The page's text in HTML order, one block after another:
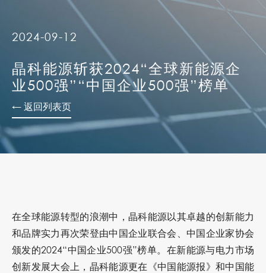
2024-09-12
晶科能源斩获2024“全球新能源企
业500强”“中国企业500强”榜单
← 返回列表页
在全球能源转型的浪潮中，晶科能源以其卓越的创新能力
和品牌实力再次荣登由中国企业联合会、中国企业家协会
颁发的2024“中国企业500强”榜单。在新能源与电力市场
创新发展大会上，晶科能源更在《中国能源报》和中国能